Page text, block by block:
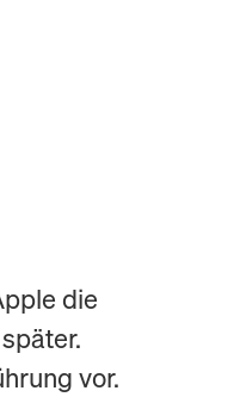
die
vor.